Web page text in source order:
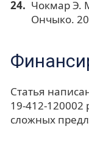
Чокмар Э.
Ончыко.
Статья
19-412-120002
сложных